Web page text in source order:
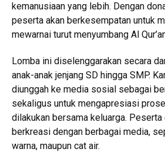
kemanusiaan yang lebih. Dengan
peserta akan berkesempatan untuk
mewarnai turut menyumbang Al
Lomba ini diselenggarakan secara
anak-anak jenjang SD hingga SMP.
diunggah ke media sosial sebagai
sekaligus untuk mengapresiasi
dilakukan bersama keluarga.
berkreasi dengan berbagai media,
warna, maupun cat air.